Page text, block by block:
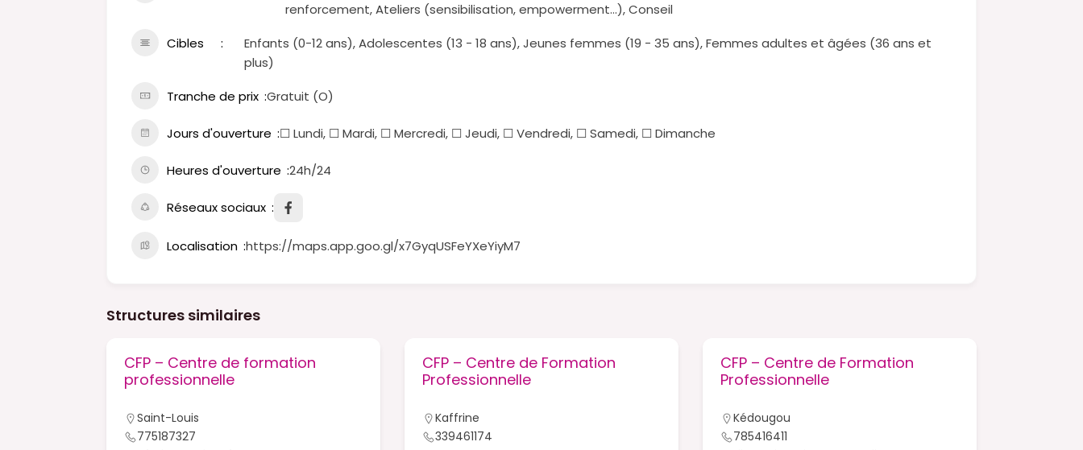
renforcement, Ateliers (sensibilisation, empowerment…), Conseil
Cibles
Enfants (0-12 ans), Adolescentes (13 - 18 ans), Jeunes femmes (19 - 35 ans), Femmes adultes et âgées (36 ans et
plus)
Tranche de prix Gratuit (O)
Jours d'ouverture ☐ Lundi, ☐ Mardi, ☐ Mercredi, ☐ Jeudi, ☐ Vendredi, ☐ Samedi, ☐ Dimanche
Heures d'ouverture 24h/24
Réseaux sociaux
Localisation https://maps.app.goo.gl/x7GyqUSFeYXeYiyM7
Structures similaires
CFP – Centre de formation
professionnelle
Saint-Louis
775187327
CFP – Centre de Formation
Professionnelle
Kaffrine
339461174
CFP – Centre de Formation
Professionnelle
Kédougou
785416411